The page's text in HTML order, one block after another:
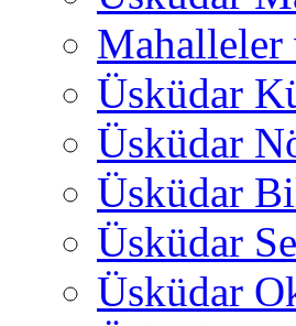
Üsküdar
Üsküdar
Üsküdar
Üsküdar
Üsküdar